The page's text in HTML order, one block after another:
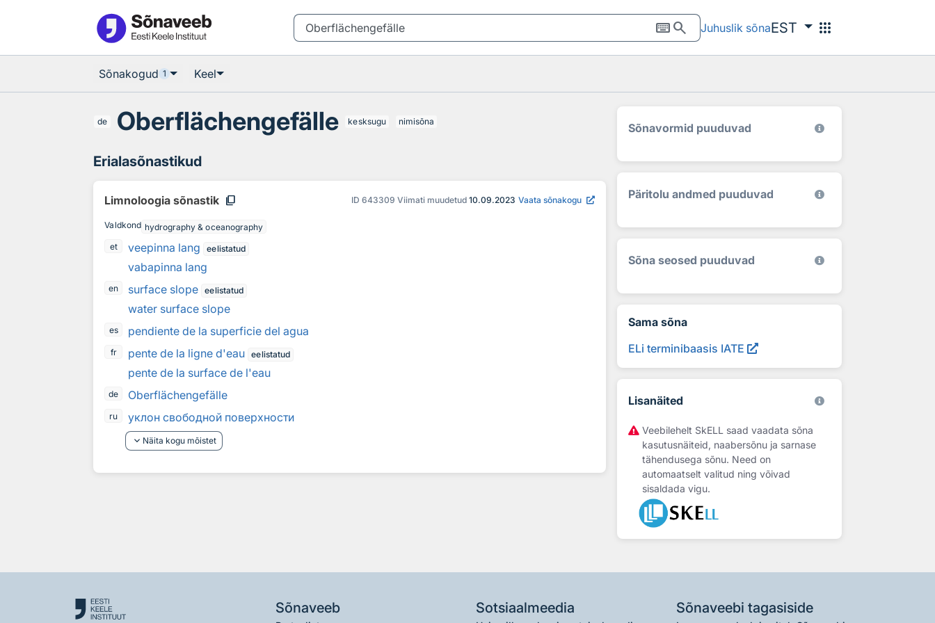
keyboardsearch Juhuslik sõnaEST apps
Sõnakogud 1 Keel
de Oberflächengefälle kesksugu nimisõna
Erialasõnastikud
Limnoloogia sõnastik content_copy ID 643309 Viimati muudetud 10.09.2023 Vaata sõnakogu
Valdkond hydrography & oceanography
et
veepinna lang eelistatud
vabapinna lang
en surface slope eelistatud
water surface slope
es pendiente de la superficie del agua
fr pente de la ligne d'eau eelistatud
pente de la surface de l'eau
de Oberflächengefälle
ru
уклон свободной поверхности
keyboard_arrow_down Näita kogu mõistet
Sõnavormid puuduvad
Päritolu andmed puuduvad
Sõna seosed puuduvad
Sama sõna
ELi terminibaasis IATE
Lisanäited
Veebilehelt SkELL saad vaadata sõna
kasutusnäiteid, naabersõnu ja sarnase
tähendusega sõnu. Need on
automaatselt valitud ning võivad
sisaldada vigu.
Sõnaveeb Sotsiaalmeedia Sõnaveebi tagasiside